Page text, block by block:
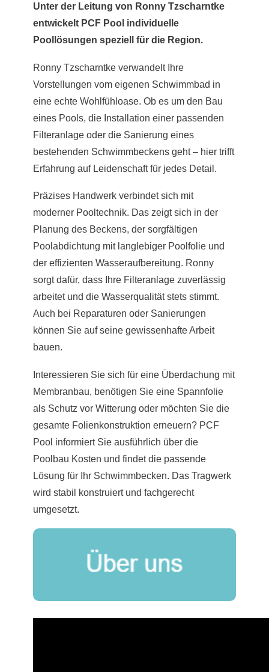
Unter der Leitung von Ronny Tzscharntke
entwickelt PCF Pool individuelle
Poollösungen speziell für die Region.
Ronny Tzscharntke verwandelt Ihre
Vorstellungen vom eigenen Schwimmbad in
eine echte Wohlfühloase. Ob es um den Bau
eines Pools, die Installation einer passenden
Filteranlage oder die Sanierung eines
bestehenden Schwimmbeckens geht – hier trifft
Erfahrung auf Leidenschaft für jedes Detail.
Präzises Handwerk verbindet sich mit
moderner Pooltechnik. Das zeigt sich in der
Planung des Beckens, der sorgfältigen
Poolabdichtung mit langlebiger Poolfolie und
der effizienten Wasseraufbereitung. Ronny
sorgt dafür, dass Ihre Filteranlage zuverlässig
arbeitet und die Wasserqualität stets stimmt.
Auch bei Reparaturen oder Sanierungen
können Sie auf seine gewissenhafte Arbeit
bauen.
Interessieren Sie sich für eine Überdachung mit
Membranbau, benötigen Sie eine Spannfolie
als Schutz vor Witterung oder möchten Sie die
gesamte Folienkonstruktion erneuern? PCF
Pool informiert Sie ausführlich über die
Poolbau Kosten und findet die passende
Lösung für Ihr Schwimmbecken. Das Tragwerk
wird stabil konstruiert und fachgerecht
umgesetzt.